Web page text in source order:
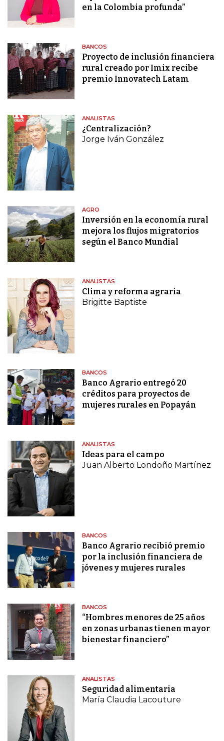
en la Colombia profunda”
BANCOS
Proyecto de inclusión financiera
rural creado por Imix recibe
premio Innovatech Latam
ANALISTAS
¿Centralización?
Jorge Iván González
AGRO
Inversión en la economía rural
mejora los flujos migratorios
según el Banco Mundial
ANALISTAS
Clima y reforma agraria
Brigitte Baptiste
BANCOS
Banco Agrario entregó 20
créditos para proyectos de
mujeres rurales en Popayán
ANALISTAS
Ideas para el campo
Juan Alberto Londoño Martínez
BANCOS
Banco Agrario recibió premio
por la inclusión financiera de
jóvenes y mujeres rurales
BANCOS
“Hombres menores de 25 años
en zonas urbanas tienen mayor
bienestar financiero”
ANALISTAS
Seguridad alimentaria
María Claudia Lacouture